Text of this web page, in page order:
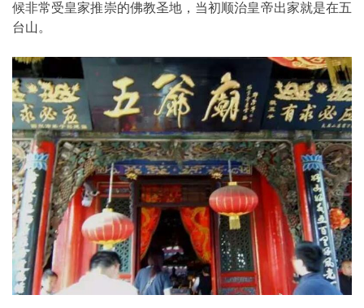
候非常受皇家推崇的佛教圣地，当初顺治皇帝出家就是在五
台山。